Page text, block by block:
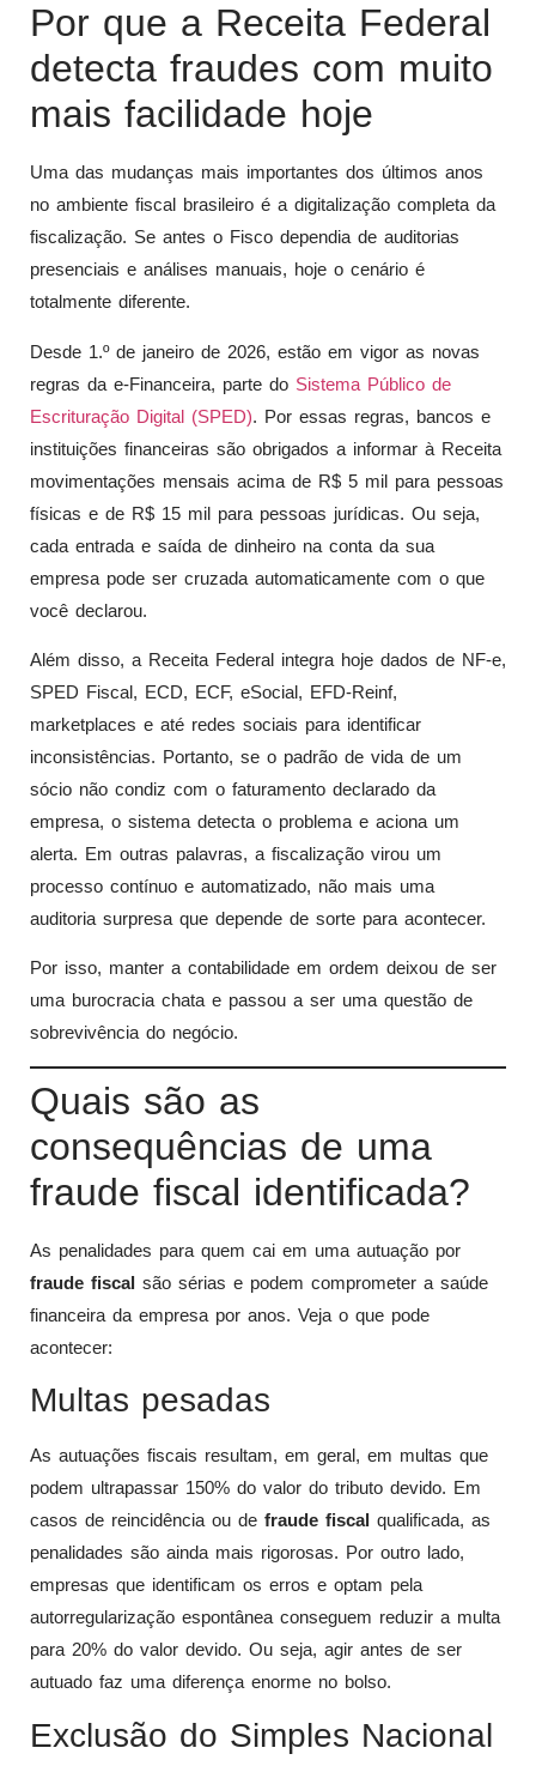
Por que a Receita Federal
detecta fraudes com muito
mais facilidade hoje
Uma das mudanças mais importantes dos últimos anos
no ambiente fiscal brasileiro é a digitalização completa da
fiscalização. Se antes o Fisco dependia de auditorias
presenciais e análises manuais, hoje o cenário é
totalmente diferente.
Desde 1.º de janeiro de 2026, estão em vigor as novas
regras da e-Financeira, parte do Sistema Público de
Escrituração Digital (SPED). Por essas regras, bancos e
instituições financeiras são obrigados a informar à Receita
movimentações mensais acima de R$ 5 mil para pessoas
físicas e de R$ 15 mil para pessoas jurídicas. Ou seja,
cada entrada e saída de dinheiro na conta da sua
empresa pode ser cruzada automaticamente com o que
você declarou.
Além disso, a Receita Federal integra hoje dados de NF-e,
SPED Fiscal, ECD, ECF, eSocial, EFD-Reinf,
marketplaces e até redes sociais para identificar
inconsistências. Portanto, se o padrão de vida de um
sócio não condiz com o faturamento declarado da
empresa, o sistema detecta o problema e aciona um
alerta. Em outras palavras, a fiscalização virou um
processo contínuo e automatizado, não mais uma
auditoria surpresa que depende de sorte para acontecer.
Por isso, manter a contabilidade em ordem deixou de ser
uma burocracia chata e passou a ser uma questão de
sobrevivência do negócio.
Quais são as
consequências de uma
fraude fiscal identificada?
As penalidades para quem cai em uma autuação por
fraude fiscal são sérias e podem comprometer a saúde
financeira da empresa por anos. Veja o que pode
acontecer:
Multas pesadas
As autuações fiscais resultam, em geral, em multas que
podem ultrapassar 150% do valor do tributo devido. Em
casos de reincidência ou de fraude fiscal qualificada, as
penalidades são ainda mais rigorosas. Por outro lado,
empresas que identificam os erros e optam pela
autorregularização espontânea conseguem reduzir a multa
para 20% do valor devido. Ou seja, agir antes de ser
autuado faz uma diferença enorme no bolso.
Exclusão do Simples Nacional